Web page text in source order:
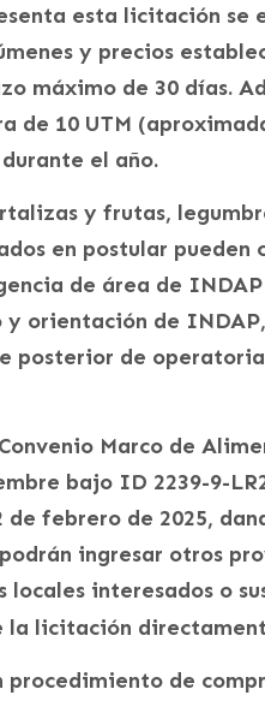
esta licitación se
y precios
máximo de 30 días.
de 10 UTM
el año.
y frutas,
en postular pueden
de área de
y orientación de
posterior de
Marco de
bajo ID 2239-9-
de febrero de 2025,
ingresar otros
interesados o
la licitación
procedimiento de